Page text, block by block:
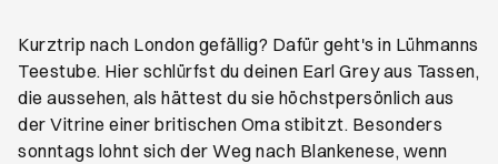
Kurztrip nach London gefällig? Dafür geht's in Lühmanns
Teestube. Hier schlürfst du deinen Earl Grey aus Tassen,
die aussehen, als hättest du sie höchstpersönlich aus
der Vitrine einer britischen Oma stibitzt. Besonders
sonntags lohnt sich der Weg nach Blankenese, wenn